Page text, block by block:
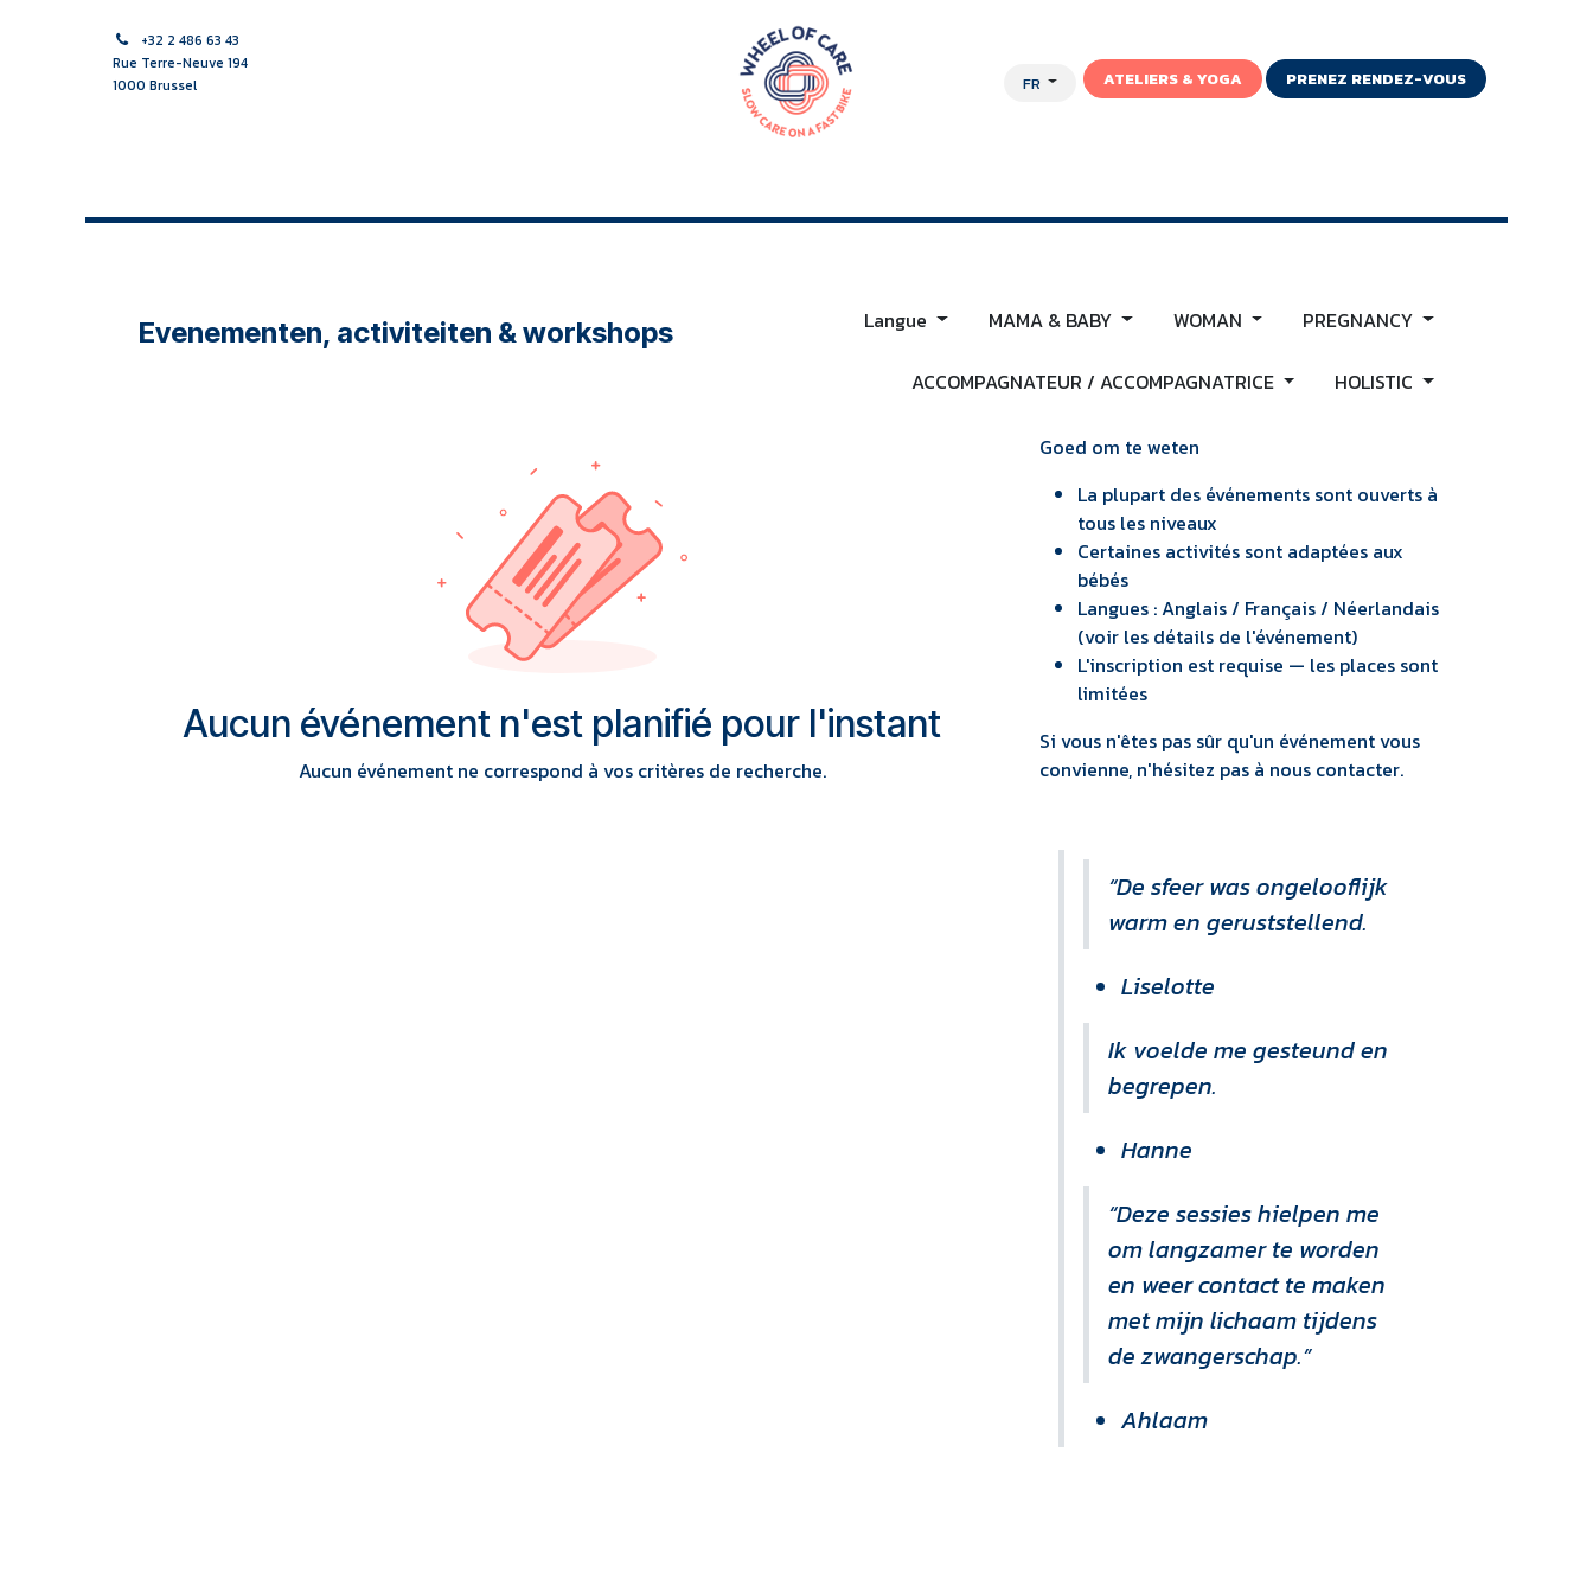
+32 2 486 63 43
Rue Terre-Neuve 194
1000 Brussel
FR ATELIERS & YOGA PRENEZ RENDEZ-VOUS
Evenementen, activiteiten & workshops Langue MAMA & BABY WOMAN PREGNANCY
ACCOMPAGNATEUR / ACCOMPAGNATRICE HOLISTIC
Aucun événement n'est planifié pour l'instant
Aucun événement ne correspond à vos critères de recherche.
Goed om te weten
La plupart des événements sont ouverts à
tous les niveaux
Certaines activités sont adaptées aux
bébés
Langues : Anglais / Français / Néerlandais
(voir les détails de l'événement)
L'inscription est requise — les places sont
limitées
Si vous n'êtes pas sûr qu'un événement vous
convienne, n'hésitez pas à nous contacter.
“De sfeer was ongelooflijk
warm en geruststellend.
Liselotte
Ik voelde me gesteund en
begrepen.
Hanne
“Deze sessies hielpen me
om langzamer te worden
en weer contact te maken
met mijn lichaam tijdens
de zwangerschap.”
Ahlaam